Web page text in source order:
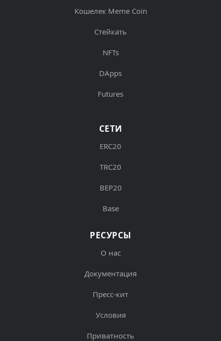
Кошелек Meme Coin
Стейкать
NFTs
DApps
Futures
СЕТИ
ERC20
TRC20
BEP20
Base
РЕСУРСЫ
О нас
Документация
Пресс-кит
Условия
Приватность